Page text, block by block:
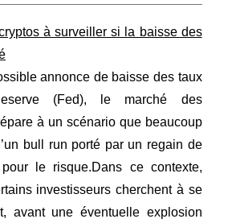
à surveiller si la baisse des
annonce de baisse des taux
(Fed), le marché des
à un scénario que beaucoup
bull run porté par un regain de
pour le risque.Dans ce contexte,
investisseurs cherchent à se
avant une éventuelle explosion